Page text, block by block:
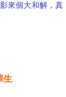
來個大和解，真
生